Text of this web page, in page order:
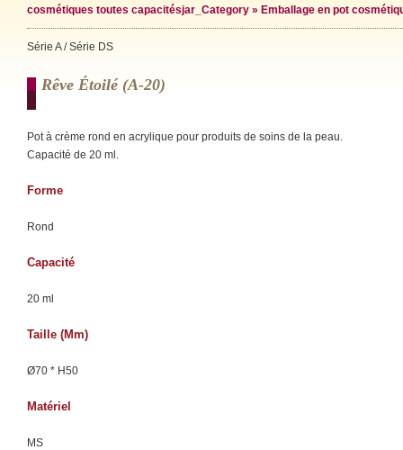
cosmétiques toutes capacitésjar_Category » Emballage en pot
Série A / Série DS
Rêve Étoilé (a-20)
Pot à crème rond en acrylique pour produits de soins de la peau.
Capacité de 20 ml.
Forme
Rond
Capacité
20 ml
Taille (mm)
Ø70 * H50
Matériel
MS